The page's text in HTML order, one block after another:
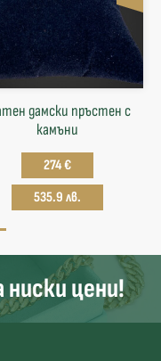
дамски пръстен с
камъни
274 €
535.9 лв.
ниски цени!